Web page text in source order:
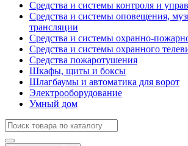
Средства и системы контроля и
Средства и системы оповещения,
трансляции
Средства и системы охранно-
Средства и системы охранного
Средства пожаротушения
Шкафы, щиты и боксы
Шлагбаумы и автоматика для ворот
Электрооборудование
Умный дом